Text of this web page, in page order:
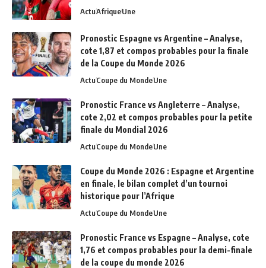
ActuAfriqueUne
Pronostic Espagne vs Argentine – Analyse,
cote 1,87 et compos probables pour la finale
de la Coupe du Monde 2026
ActuCoupe du MondeUne
Pronostic France vs Angleterre – Analyse,
cote 2,02 et compos probables pour la petite
finale du Mondial 2026
ActuCoupe du MondeUne
Coupe du Monde 2026 : Espagne et Argentine
en finale, le bilan complet d’un tournoi
historique pour l’Afrique
ActuCoupe du MondeUne
Pronostic France vs Espagne – Analyse, cote
1,76 et compos probables pour la demi-finale
de la coupe du monde 2026